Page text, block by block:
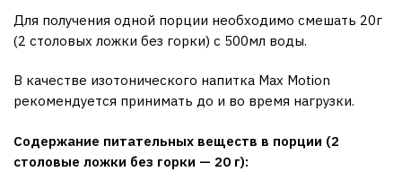
Для получения одной порции необходимо смешать 20г
(2 столовых ложки без горки) с 500мл воды.
В качестве изотонического напитка Max Motion
рекомендуется принимать до и во время нагрузки.
Содержание питательных веществ в порции (2
столовые ложки без горки — 20 г):